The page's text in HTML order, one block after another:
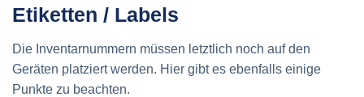
Etiketten / Labels
Die Inventarnummern müssen letztlich noch auf den
Geräten platziert werden. Hier gibt es ebenfalls einige
Punkte zu beachten.